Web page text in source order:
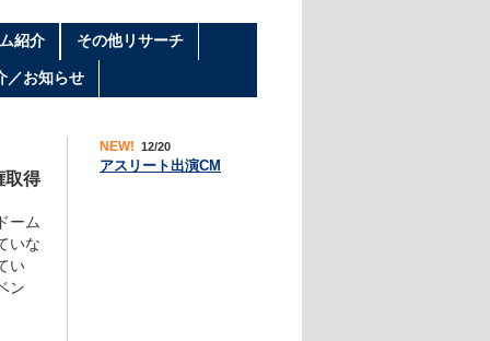
紹介 その他リサーチ
／お知らせ
取得
ーム
いな
い
ン
NEW! 12/20
アスリート出演CM